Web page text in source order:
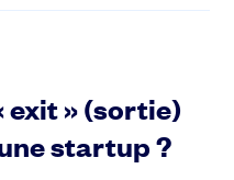
?
exit » (sortie)
startup ?